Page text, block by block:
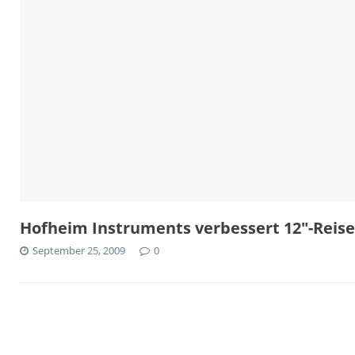
Hofheim Instruments verbessert 12″-
September 25, 2009 0